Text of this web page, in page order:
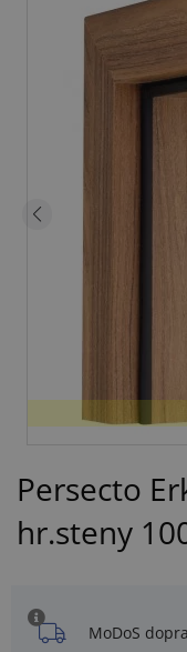
Persecto
hr.steny
MoDoS